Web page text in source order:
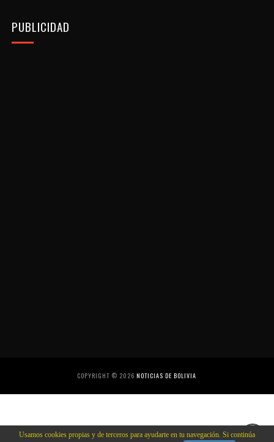
PUBLICIDAD
COPYRIGHT © 2026NOTICIAS DE BOLIVIA
Usamos cookies propias y de terceros para ayudarte en tu navegación. Si continúa